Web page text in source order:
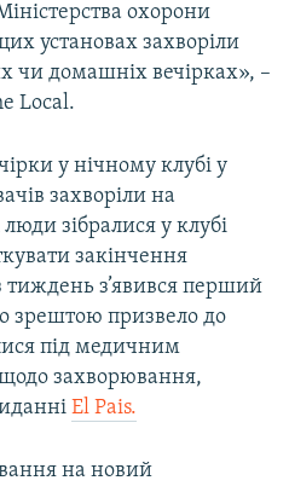
охорони
установах захворіли
чи домашніх вечірках», –
Local.
у нічному клубі у
захворіли на
зібралися у клубі
закінчення
тиждень з’явився перший
зрештою призвело до
під медичним
захворювання,
El Pais.
на новий